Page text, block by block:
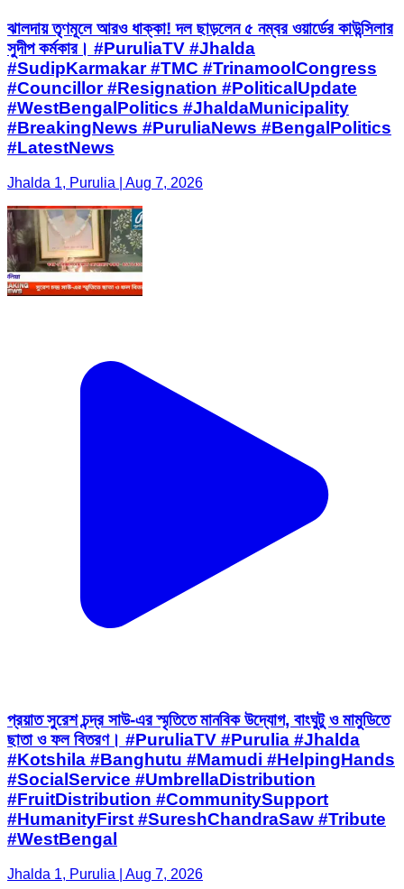
ঝালদায় তৃণমূলে আরও ধাক্কা! দল ছাড়লেন ৫ নম্বর ওয়ার্ডের কাউন্সিলার
সুদীপ কর্মকার। #PuruliaTV #Jhalda
#SudipKarmakar #TMC #TrinamoolCongress
#Councillor #Resignation #PoliticalUpdate
#WestBengalPolitics #JhaldaMunicipality
#BreakingNews #PuruliaNews #BengalPolitics
#LatestNews
Jhalda 1, Purulia | Aug 7, 2026
প্রয়াত সুরেশ চন্দ্র সাউ-এর স্মৃতিতে মানবিক উদ্যোগ, বাংঘুটু ও মামুডিতে
ছাতা ও ফল বিতরণ। #PuruliaTV #Purulia #Jhalda
#Kotshila #Banghutu #Mamudi #HelpingHands
#SocialService #UmbrellaDistribution
#FruitDistribution #CommunitySupport
#HumanityFirst #SureshChandraSaw #Tribute
#WestBengal
Jhalda 1, Purulia | Aug 7, 2026